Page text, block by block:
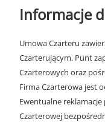
Informacje
Umowa Czarteru
Czarterującym. Punt
Czarterowych oraz
Firma Czarterowa jest
Ewentualne
Czarterowej